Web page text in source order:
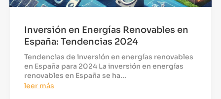
Inversión en Energías Renovables en
España: Tendencias 2024
Tendencias de inversión en energías renovables
en España para 2024 La inversión en energías
renovables en España se ha...
leer más